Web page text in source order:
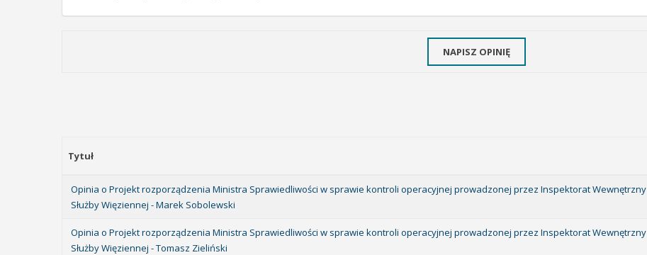
NAPISZ OPINIĘ
Tytuł
Opinia o Projekt rozporządzenia Ministra Sprawiedliwości w sprawie kontroli operacyjnej prowadzonej przez Inspektorat Wewnętrzny
Służby Więziennej - Marek Sobolewski
Opinia o Projekt rozporządzenia Ministra Sprawiedliwości w sprawie kontroli operacyjnej prowadzonej przez Inspektorat Wewnętrzny
Służby Więziennej - Tomasz Zieliński